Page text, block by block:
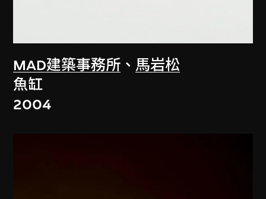
MAD建築事務所 、 馬岩松
魚缸
2004